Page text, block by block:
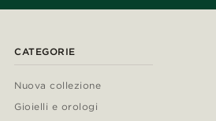
CATEGORIE
Nuova collezione
Gioielli e orologi